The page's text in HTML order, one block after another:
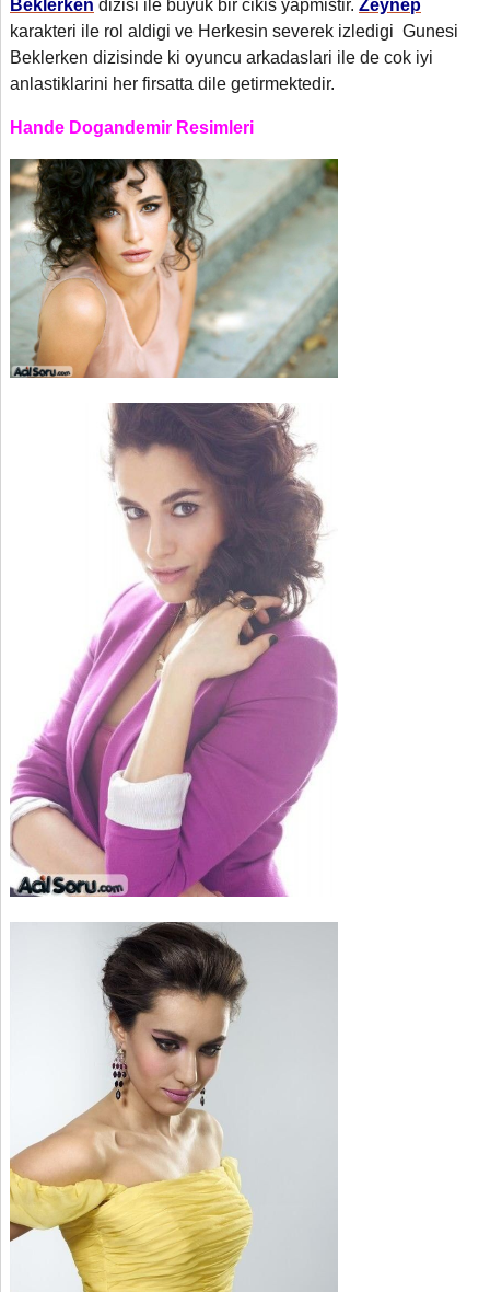
Beklerken dizisi ile buyuk bir cikis yapmistir. Zeynep
karakteri ile rol aldigi ve Herkesin severek izledigi Gunesi
Beklerken dizisinde ki oyuncu arkadaslari ile de cok iyi
anlastiklarini her firsatta dile getirmektedir.
Hande Dogandemir Resimleri